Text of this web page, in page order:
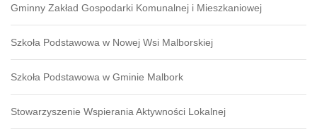
Gminny Zakład Gospodarki Komunalnej i Mieszkaniowej
Szkoła Podstawowa w Nowej Wsi Malborskiej
Szkoła Podstawowa w Gminie Malbork
Stowarzyszenie Wspierania Aktywności Lokalnej